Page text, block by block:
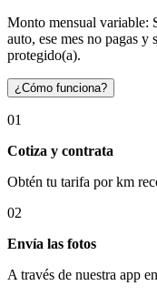
Monto mensual variable:
auto, ese mes no pagas y
protegido(a).
¿Cómo funciona?
01
Cotiza y contrata
Obtén tu tarifa por km
02
Envía las fotos
A través de nuestra app